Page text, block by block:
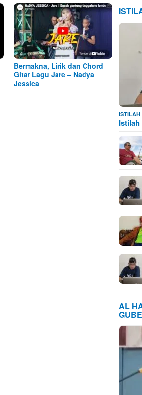
Bermakna, Lirik dan Chord
Gitar Lagu Jare – Nadya
Jessica
ISTILAH
Istilah
AL